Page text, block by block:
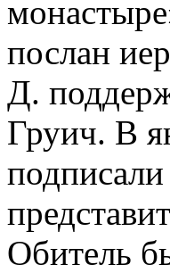
послан
Д.
Груич. В
Обитель